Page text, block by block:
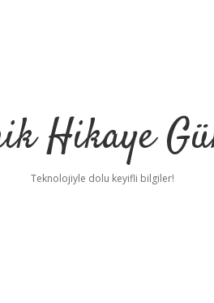
Hikaye
Teknolojiyle dolu keyifli bilgiler!